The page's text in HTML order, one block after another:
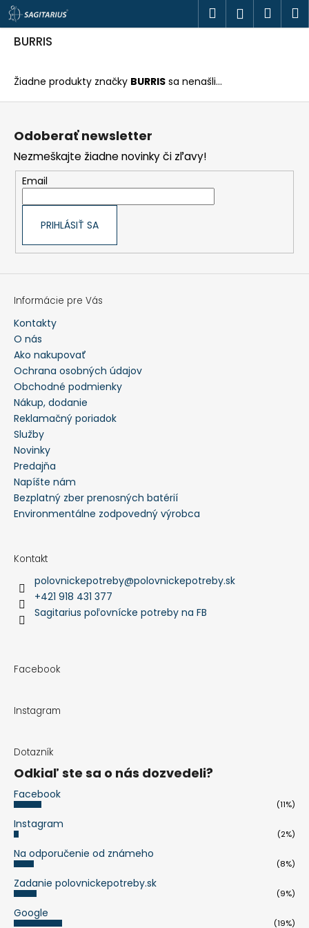
Prejsť
na
obsah
Hľadať
BURRIS
Žiadne produkty značky BURRIS sa nenašli...
š Späť
Späť
o
p
o
e
b
u
ť
O
d
p
o
r
ú
č
a
m
e
PEVNÉ
POĽOVNÍCKE
RHINO
PHPN004
€112,30
Z
Odoberať newsletter
Nezmeškajte žiadne novinky či zľavy!
Email
PRIHLÁSIŤ SA
Informácie pre Vás
Kontakty
O nás
Ako nakupovať
Ochrana osobných údajov
Obchodné podmienky
Nákup, dodanie
Reklamačný poriadok
Služby
Novinky
Predajňa
Napíšte nám
Bezplatný zber prenosných batérií
Environmentálne zodpovedný výrobca
Kontakt
polovnickepotreby@polovnickepotreby.sk
+421 918 431 377
Sagitarius poľovnícke potreby na FB
Facebook
Instagram
Dotazník
Odkiaľ ste sa o nás dozvedeli?
Facebook
(11%)
Instagram
(2%)
Na odporučenie od známeho
(8%)
Zadanie polovnickepotreby.sk
(9%)
Google
(19%)